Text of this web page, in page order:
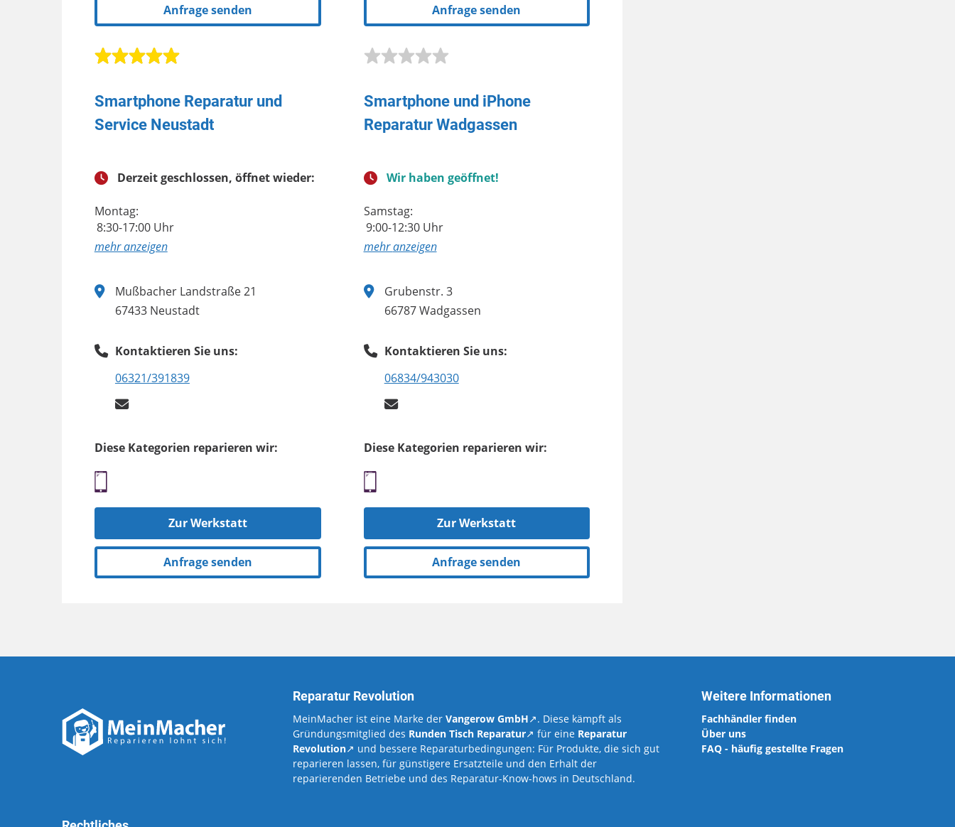
Anfrage senden Anfrage senden
Smartphone Reparatur und
Service Neustadt
Derzeit geschlossen, öffnet wieder:
Montag:
8:30-17:00 Uhr
anzeigen
Mußbacher Landstraße 21
67433 Neustadt
Kontaktieren Sie uns:
06321/391839
Diese Kategorien reparieren wir:
Zur Werkstatt
Anfrage senden
Smartphone und iPhone
Reparatur Wadgassen
Wir haben geöffnet!
Samstag:
9:00-12:30 Uhr
anzeigen
Grubenstr. 3
66787 Wadgassen
Kontaktieren Sie uns:
06834/943030
Diese Kategorien reparieren wir:
Zur Werkstatt
Anfrage senden
Reparatur Revolution
MeinMacher ist eine Marke der Vangerow GmbH↗. Diese kämpft als
Gründungsmitglied des Runden Tisch Reparatur↗ für eine Reparatur
Revolution↗ und bessere Reparaturbedingungen: Für Produkte, die sich gut
reparieren lassen, für günstigere Ersatzteile und den Erhalt der
reparierenden Betriebe und des Reparatur-Know-hows in Deutschland.
Weitere Informationen
Fachhändler finden
Über uns
FAQ - häufig gestellte Fragen